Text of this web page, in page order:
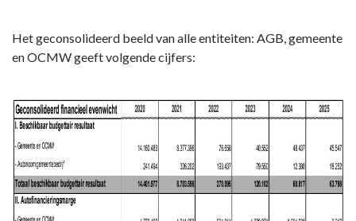
Het geconsolideerd beeld van alle entiteiten: AGB, gemeente
en OCMW geeft volgende cijfers: